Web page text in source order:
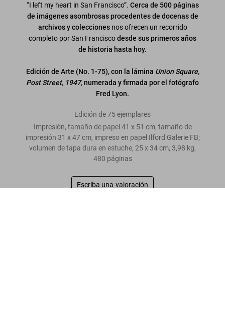
“I left my heart in San Francisco”. Cerca de 500 páginas
de imágenes asombrosas procedentes de docenas de
archivos y colecciones nos ofrecen un recorrido
completo por San Franciscodesde sus primeros años
de historia hasta hoy.
Edición de Arte (No. 1-75), con la lámina Union Square,
Post Street, 1947,numerada y firmada por el fotógrafo
Fred Lyon.
Edición de 75 ejemplares
Impresión, tamaño de papel 41 x 51 cm, tamaño de
impresión 31 x 47 cm, impreso en papel Ilford Galerie FB;
volumen de tapa dura en estuche, 25 x 34 cm, 3,98 kg,
480 páginas
Escriba una valoración